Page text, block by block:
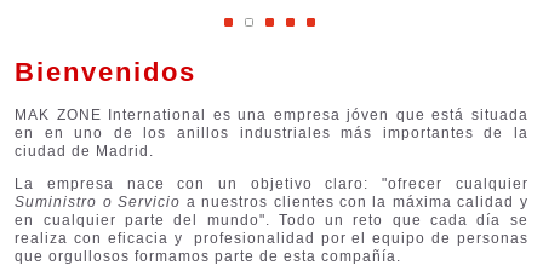
Bienvenidos
MAK ZONE International es una empresa jóven que está situada
en en uno de los anillos industriales más importantes de la
ciudad de Madrid.
La empresa nace con un objetivo claro: "ofrecer cualquier
Suministro o Servicio a nuestros clientes con la máxima calidad y
en cualquier parte del mundo". Todo un reto que cada día se
realiza con eficacia y profesionalidad por el equipo de personas
que orgullosos formamos parte de esta compañía.